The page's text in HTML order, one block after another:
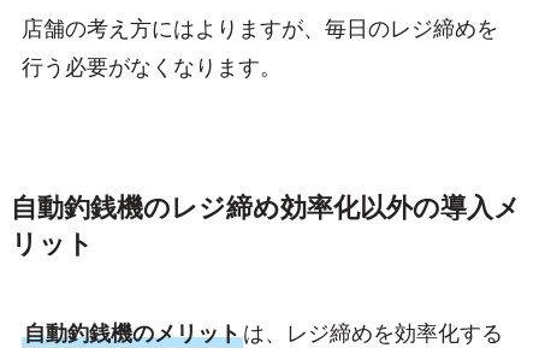
店舗の考え方にはよりますが、毎日のレジ締めを
行う必要がなくなります。
自動釣銭機のレジ締め効率化以外の導入メ
リット
自動釣銭機のメリットは、レジ締めを効率化する